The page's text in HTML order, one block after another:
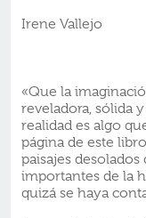
Irene Vallejo
«Que la
reveladora, sólida
realidad es algo
página de este
paisajes
importantes de la
quizá se haya